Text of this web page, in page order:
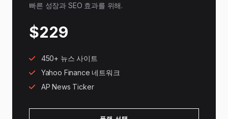
빠른 성장과 SEO 효과를 위해.
$229
450+ 뉴스 사이트
Yahoo Finance 네트워크
AP News Ticker